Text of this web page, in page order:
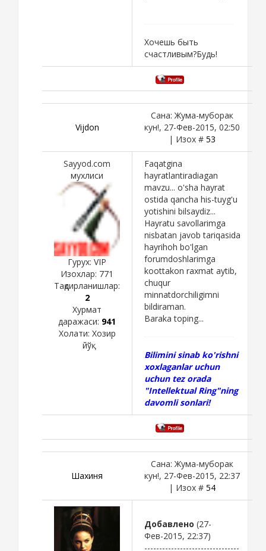
Хочешь быть
счастливым?Будь!
Vijdon
Сана: Жума-муборак
кун!, 27-Фев-2015, 02:50
| Изох # 53
Sayyod.com
мухлиси
Гурух: VIP
Изохлар: 771
Тақдирланишлар:
2
Хурмат
даражаси: 941
Холати: Хозир
йўқ
Faqatgina
hayratlantiradiagan
mavzu... o'sha hayrat
ostida qancha his-tuyg'u
yotishini bilsaydiz...
Hayratu savollarimga
nisbatan javob tariqasida
hayrihoh bo'lgan
forumdoshlarimga
koottakon raxmat aytib,
chuqur
minnatdorchiligimni
bildiraman.
Baraka toping...
Bilimini sinab ko'rishni
xoxlaganlar uchun
uchun tez orada
"Intellektual Ring"ning
davomli sonlari!
Шахиня
Сана: Жума-муборак
кун!, 27-Фев-2015, 22:37
| Изох # 54
Добавлено (27-
Фев-2015, 22:37)
--------------------------------